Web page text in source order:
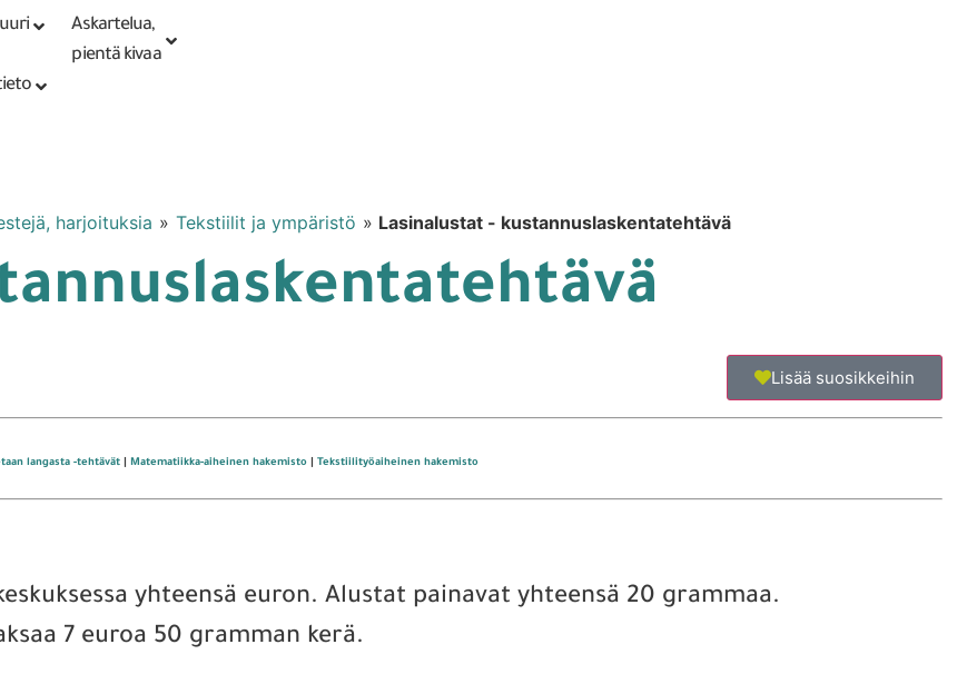
Kirjaudu tai
rekisteröidy
Askartelua,
pientä kivaa
harjoituksia » Tekstiilit ja ympäristö » Lasinalustat - kustannuslaskentatehtävä
Lisää suosikkeihin
langasta -tehtävät| Matematiikka-aiheinen hakemisto| Tekstiilityöaiheinen hakemisto
yhteensä euron. Alustat painavat yhteensä 20 grammaa.
7 euroa 50 gramman kerä.